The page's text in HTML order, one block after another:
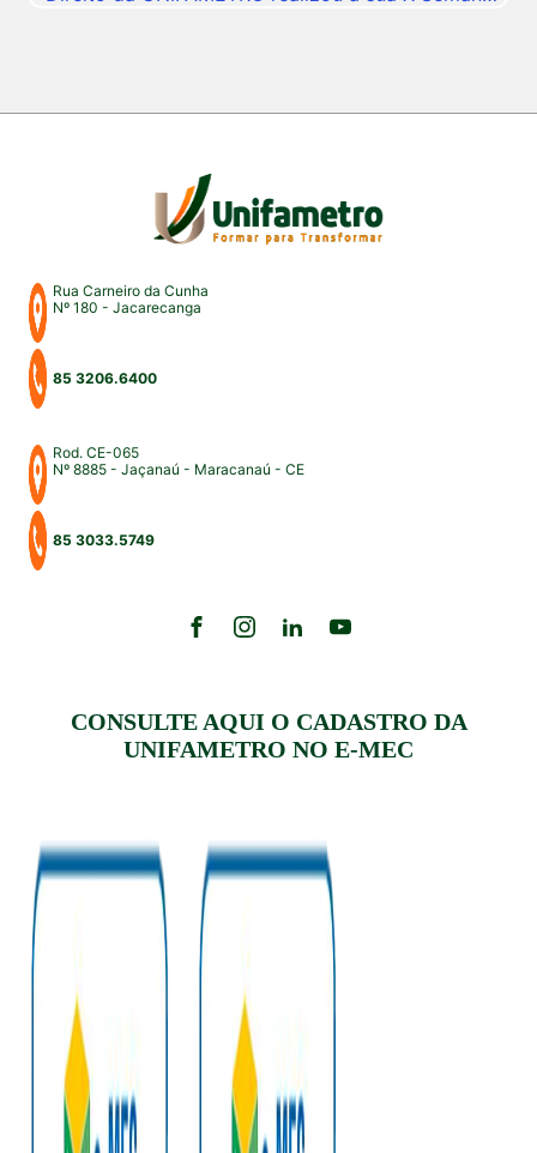
professores, profissionais do Direito e convidados
Rua Carneiro da Cunha
Nº 180 - Jacarecanga
85 3206.6400
Rod. CE-065
Nº 8885 - Jaçanaú - Maracanaú - CE
85 3033.5749
CONSULTE AQUI O CADASTRO DA
UNIFAMETRO NO E-MEC